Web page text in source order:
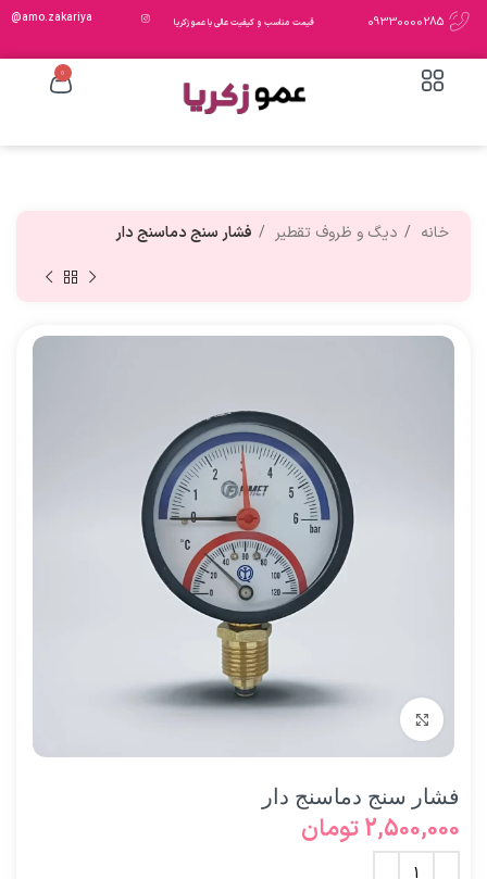
09330000285 قیمت مناسب و کیفیت عالی با عمو زکریا amo.zakariya@
0
خانه دیگ و ظروف تقطیر فشار سنج دماسنج دار
برای بزرگنمایی کلیک کنید
فشار سنج دماسنج دار
2,500,000تومان